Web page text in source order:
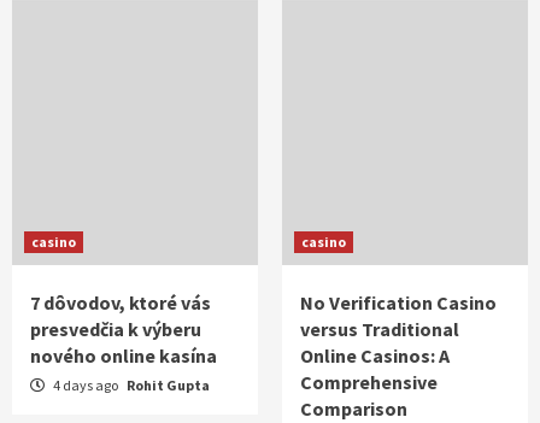
casino
7 dôvodov, ktoré vás
presvedčia k výberu
nového online kasína
4 days ago Rohit Gupta
casino
No Verification Casino
versus Traditional
Online Casinos: A
Comprehensive
Comparison